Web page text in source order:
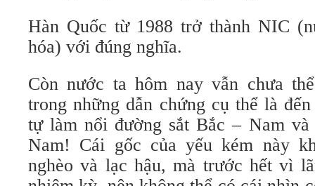
Hàn Quốc từ 1988 trở thành NIC
hóa) với đúng nghĩa.
Còn nước ta hôm nay vẫn chưa
trong những dẫn chứng cụ thể là
tự làm nổi đường sắt Bắc – Nam
Nam! Cái gốc của yếu kém này
nghèo và lạc hậu, mà trước hết vì